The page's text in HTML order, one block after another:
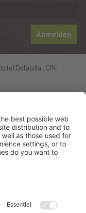
Anmelden
Dolasilla
CIN: